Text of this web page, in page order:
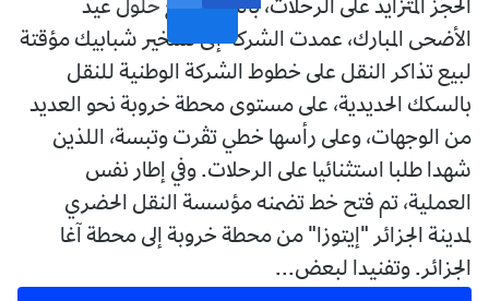
الحجز المتزايد على الرحلات، بالتزامن مع حلول عيد
الأضحى المبارك، عمدت الشركة إلى تسخير شبابيك مؤقتة
لبيع تذاكر النقل على خطوط الشركة الوطنية للنقل
بالسكك الحديدية، على مستوى محطة خروبة نحو العديد
من الوجهات، وعلى رأسها خطي تڤرت وتبسة، اللذين
شهدا طلبا استثنائيا على الرحلات. وفي إطار نفس
العملية، تم فتح خط تضمنه مؤسسة النقل الحضري
لمدينة الجزائر "إيتوزا" من محطة خروبة إلى محطة آغا
الجزائر. وتفنيدا لبعض...